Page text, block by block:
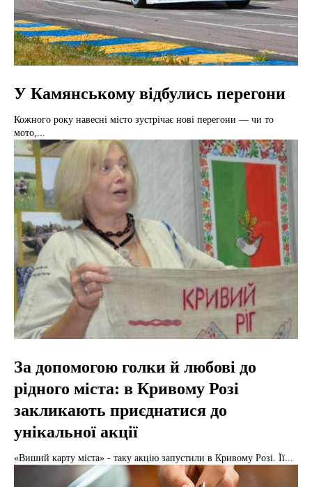
У Камянському відбулись перегони
Кожного року навесні місто зустрічає нові перегони — чи то
мото,...
За допомогою голки й любові до
рідного міста: в Кривому Розі
закликають приєднатися до
унікальної акції
«Виший карту міста» - таку акцію запустили в Кривому Розі. Її...